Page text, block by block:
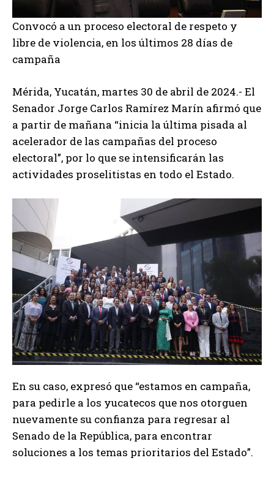
Convocó a un proceso electoral de respeto y
libre de violencia, en los últimos 28 días de
campaña
Mérida, Yucatán, martes 30 de abril de 2024.- El
Senador Jorge Carlos Ramírez Marín afirmó que
a partir de mañana “inicia la última pisada al
acelerador de las campañas del proceso
electoral”, por lo que se intensificarán las
actividades proselitistas en todo el Estado.
En su caso, expresó que “estamos en campaña,
para pedirle a los yucatecos que nos otorguen
nuevamente su confianza para regresar al
Senado de la República, para encontrar
soluciones a los temas prioritarios del Estado”.